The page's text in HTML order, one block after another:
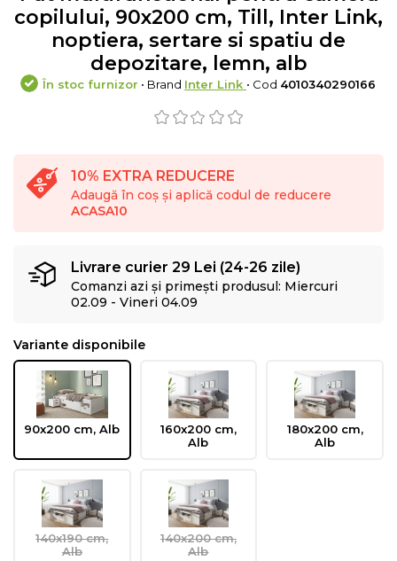
copilului, 90x200 cm, Till, Inter Link,
noptiera, sertare si spatiu de
depozitare, lemn, alb
În stoc furnizor • Brand Inter Link • Cod 4010340290166
10% EXTRA REDUCERE
Adaugă în coș și aplică codul de reducere
ACASA10
Livrare curier 29 Lei (24-26 zile)
Comanzi azi și primești produsul: Miercuri
02.09 - Vineri 04.09
Variante disponibile
90x200 cm, Alb
160x200 cm,
Alb
180x200 cm,
Alb
140x190 cm,
Alb
140x200 cm,
Alb